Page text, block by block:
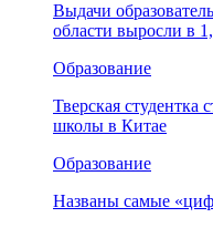
Выдачи
области выросли в
Образование
Тверская студентка
школы в Китае
Образование
Названы самые